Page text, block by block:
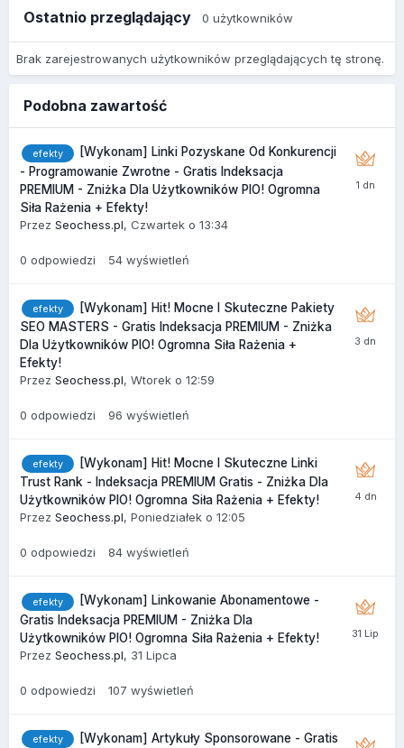
Ostatnio przeglądający 0 użytkowników
Brak zarejestrowanych użytkowników przeglądających tę stronę.
Podobna zawartość
efekty
[Wykonam] Linki Pozyskane Od Konkurencji
- Programowanie Zwrotne - Gratis Indeksacja
PREMIUM - Zniżka Dla Użytkowników PIO! Ogromna
Siła Rażenia + Efekty!
Przez Seochess.pl, Czwartek o 13:34
0 odpowiedzi 54 wyświetleń
efekty
[Wykonam] Hit! Mocne I Skuteczne Pakiety
SEO MASTERS - Gratis Indeksacja PREMIUM - Zniżka
Dla Użytkowników PIO! Ogromna Siła Rażenia +
Efekty!
Przez Seochess.pl, Wtorek o 12:59
0 odpowiedzi 96 wyświetleń
efekty
[Wykonam] Hit! Mocne I Skuteczne Linki
Trust Rank - Indeksacja PREMIUM Gratis - Zniżka Dla
Użytkowników PIO! Ogromna Siła Rażenia + Efekty!
Przez Seochess.pl, Poniedziałek o 12:05
0 odpowiedzi 84 wyświetleń
efekty
[Wykonam] Linkowanie Abonamentowe -
Gratis Indeksacja PREMIUM - Zniżka Dla
Użytkowników PIO! Ogromna Siła Rażenia + Efekty!
Przez Seochess.pl, 31 Lipca
0 odpowiedzi 107 wyświetleń
efekty
[Wykonam] Artykuły Sponsorowane - Gratis